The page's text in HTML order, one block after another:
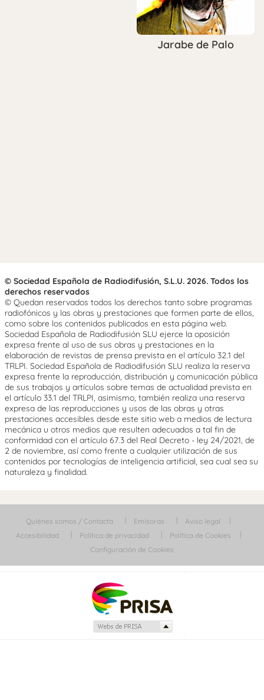
Jarabe de Palo
© Sociedad Española de Radiodifusión, S.L.U. 2026. Todos los
derechos reservados
© Quedan reservados todos los derechos tanto sobre programas
radiofónicos y las obras y prestaciones que formen parte de ellos,
como sobre los contenidos publicados en esta página web.
Sociedad Española de Radiodifusión SLU ejerce la oposición
expresa frente al uso de sus obras y prestaciones en la
elaboración de revistas de prensa prevista en el artículo 32.1 del
TRLPI. Sociedad Española de Radiodifusión SLU realiza la reserva
expresa frente la reproducción, distribución y comunicación pública
de sus trabajos y artículos sobre temas de actualidad prevista en
el artículo 33.1 del TRLPI, asimismo, también realiza una reserva
expresa de las reproducciones y usos de las obras y otras
prestaciones accesibles desde este sitio web a medios de lectura
mecánica u otros medios que resulten adecuados a tal fin de
conformidad con el artículo 67.3 del Real Decreto - ley 24/2021, de
2 de noviembre, así como frente a cualquier utilización de sus
contenidos por tecnologías de inteligencia artificial, sea cual sea su
naturaleza y finalidad.
Quiénes somos / Contacta Emisoras
Aviso legal
Accesibilidad
Política de privacidad
Política de Cookies
Configuración de Cookies